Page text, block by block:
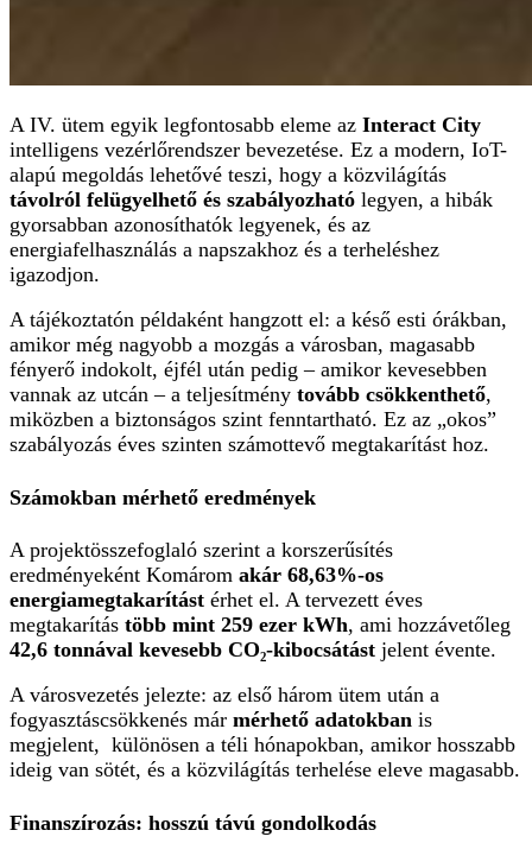
A IV. ütem egyik legfontosabb eleme az Interact City
intelligens vezérlőrendszer bevezetése. Ez a modern, IoT-
alapú megoldás lehetővé teszi, hogy a közvilágítás
távolról felügyelhető és szabályozható legyen, a hibák
gyorsabban azonosíthatók legyenek, és az
energiafelhasználás a napszakhoz és a terheléshez
igazodjon.
A tájékoztatón példaként hangzott el: a késő esti órákban,
amikor még nagyobb a mozgás a városban, magasabb
fényerő indokolt, éjfél után pedig – amikor kevesebben
vannak az utcán – a teljesítmény tovább csökkenthető,
miközben a biztonságos szint fenntartható. Ez az „okos”
szabályozás éves szinten számottevő megtakarítást hoz.
Számokban mérhető eredmények
A projektösszefoglaló szerint a korszerűsítés
eredményeként Komárom akár 68,63%-os
energiamegtakarítást érhet el. A tervezett éves
megtakarítás több mint 259 ezer kWh, ami hozzávetőleg
42,6 tonnával kevesebb CO₂-kibocsátást jelent évente.
A városvezetés jelezte: az első három ütem után a
fogyasztáscsökkenés már mérhető adatokban is
megjelent, különösen a téli hónapokban, amikor hosszabb
ideig van sötét, és a közvilágítás terhelése eleve magasabb.
Finanszírozás: hosszú távú gondolkodás